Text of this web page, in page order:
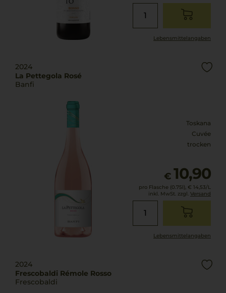
Lebensmittel­angaben
2024
La Pettegola Rosé
Banfi
Toskana
Cuvée
trocken
€ 10,90
pro Flasche (0.75l), € 14,53/L
inkl. MwSt. zzgl. Versand
Lebensmittel­angaben
2024
Frescobaldi Rémole Rosso
Frescobaldi